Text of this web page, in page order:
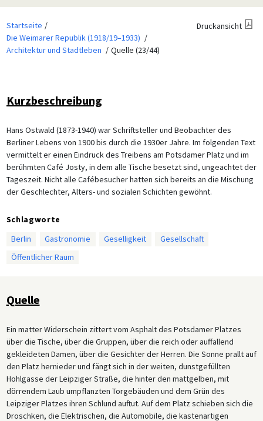
Startseite
Die Weimarer Republik (1918/19–1933)
Architektur und Stadtleben
Quelle (23/44)
Druckansicht
Kurzbeschreibung
Hans Ostwald (1873-1940) war Schriftsteller und Beobachter des
Berliner Lebens von 1900 bis durch die 1930er Jahre. Im folgenden Text
vermittelt er einen Eindruck des Treibens am Potsdamer Platz und im
berühmten Café Josty, in dem alle Tische besetzt sind, ungeachtet der
Tageszeit. Nicht alle Cafébesucher hatten sich bereits an die Mischung
der Geschlechter, Alters- und sozialen Schichten gewöhnt.
Schlagworte
Berlin
Gastronomie Geselligkeit
Gesellschaft
Öffentlicher Raum
Quelle
Ein matter Widerschein zittert vom Asphalt des Potsdamer Platzes
über die Tische, über die Gruppen, über die reich oder auffallend
gekleideten Damen, über die Gesichter der Herren. Die Sonne prallt auf
den Platz hernieder und fängt sich in der weiten, dunstgefüllten
Hohlgasse der Leipziger Straße, die hinter den mattgelben, mit
dörrendem Laub umpflanzten Torgebäuden und dem Grün des
Leipziger Platzes ihren Schlund auftut. Auf dem Platz schieben sich die
Droschken, die Elektrischen, die Automobile, die kastenartigen